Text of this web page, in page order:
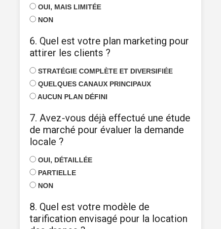
OUI, MAIS LIMITÉE
NON
6. Quel est votre plan marketing pour
attirer les clients ?
STRATÉGIE COMPLÈTE ET DIVERSIFIÉE
QUELQUES CANAUX PRINCIPAUX
AUCUN PLAN DÉFINI
7. Avez-vous déjà effectué une étude
de marché pour évaluer la demande
locale ?
OUI, DÉTAILLÉE
PARTIELLE
NON
8. Quel est votre modèle de
tarification envisagé pour la location